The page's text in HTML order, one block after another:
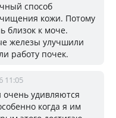
способ
кожи. Потому
близок к моче.
железы улучшили
работу почек.
11:05
очень удивляются
когда я им